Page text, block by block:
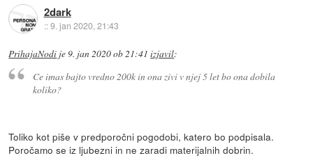
2dark
::9. jan 2020, 21:43
PrihajaNodi je9. jan 2020 ob 21:41 izjavil:
Ce imas bajto vredno 200k in ona zivi v njej 5 let bo ona dobila
koliko?
Toliko kot piše v predporočni pogodobi, katero bo podpisala.
Poročamo se iz ljubezni in ne zaradi materijalnih dobrin.